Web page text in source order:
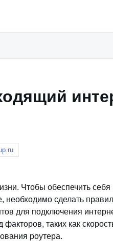
Чтобы обеспечить себя
необходимо сделать
для подключения
таких как
роутера.